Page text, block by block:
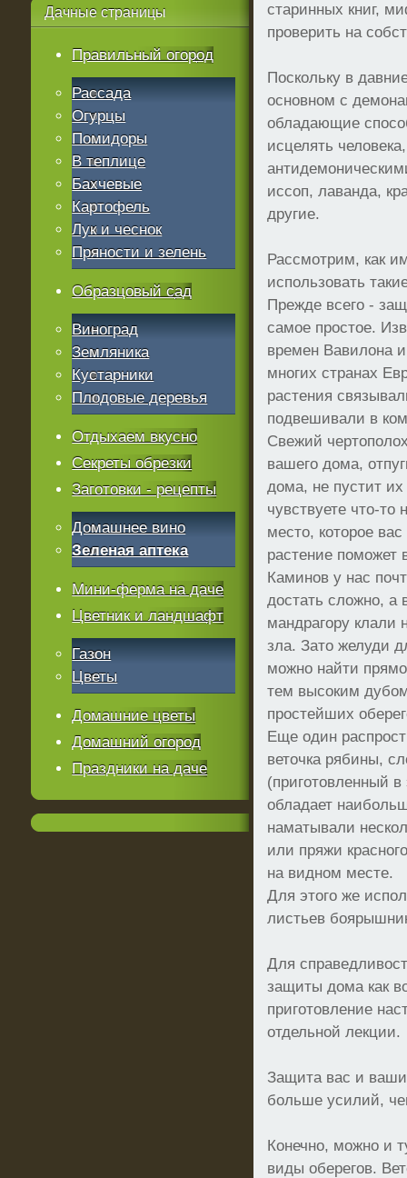
старинных книг,
проверить на
Поскольку в
основном с
обладающие
исцелять
иссоп, лаванда,
другие.
Рассмотрим, как
использовать
Прежде всего -
самое простое.
времен Вавилона
многих странах
растения
подвешивали в
Свежий
вашего дома,
дома, не пустит
чувствуете что-то
место, которое
растение поможет
Каминов у нас
достать сложно, а
мандрагору клали
зла. Зато желуди
можно найти прямо
тем высоким
простейших
Еще один
веточка рябины,
(приготовленный
обладает
наматывали
или пряжи
на видном месте.
Для этого же
листьев
Для
защиты дома как
приготовление
отдельной лекции.
Защита вас и
больше усилий,
Конечно, можно и
виды оберегов.
Дачные страницы
Правильный огород
Рассада
Огурцы
Помидоры
В теплице
Бахчевые
Картофель
Лук и чеснок
Пряности и зелень
Образцовый сад
Виноград
Земляника
Кустарники
Плодовые деревья
Отдыхаем вкусно
Секреты обрезки
Заготовки - рецепты
Домашнее вино
Зеленая аптека
Мини-ферма на даче
Цветник и ландшафт
Газон
Цветы
Домашние цветы
Домашний огород
Праздники на даче